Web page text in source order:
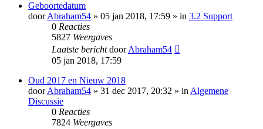
Geboortedatum
doorAbraham54 » 05 jan 2018, 17:59 » in 3.2 Support
0 Reacties
5827 Weergaves
Laatste berichtdoorAbraham54
05 jan 2018, 17:59
Oud 2017 en Nieuw 2018
doorAbraham54 » 31 dec 2017, 20:32 » inAlgemene
Discussie
0 Reacties
7824 Weergaves